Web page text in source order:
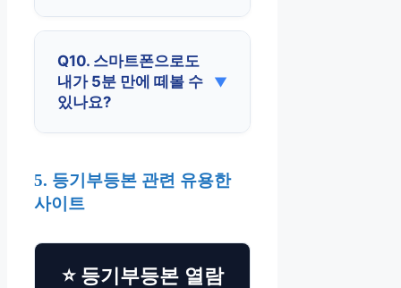
Q10. 스마트폰으로도
내가 5분 만에 떼볼 수
있나요?
5. 등기부등본 관련 유용한
사이트
⭐ 등기부등본 열람